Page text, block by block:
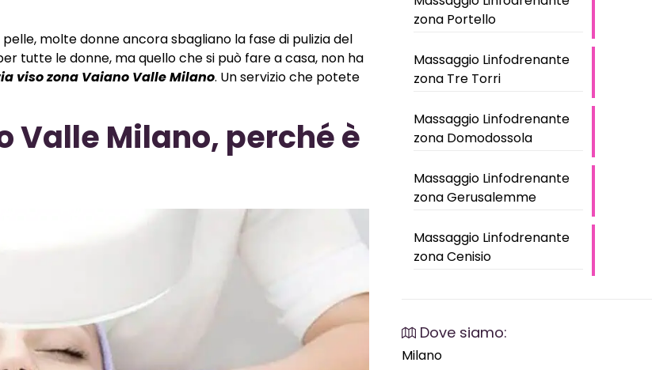
molte donne ancora sbagliano la fase di pulizia del
tutte le donne, ma quello che si può fare a casa, non ha
viso zona Vaiano Valle Milano. Un servizio che potete
Valle Milano, perché è
zona Portello
Massaggio Linfodrenante
zona Tre Torri
Massaggio Linfodrenante
zona Domodossola
Massaggio Linfodrenante
zona Gerusalemme
Massaggio Linfodrenante
zona Cenisio
Dove siamo:
Milano